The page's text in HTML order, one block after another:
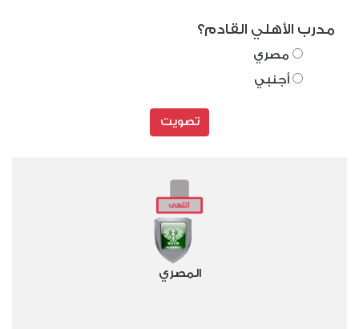
مدرب الأهلي القادم؟
مصري
أجنبي
تصويت
المصري